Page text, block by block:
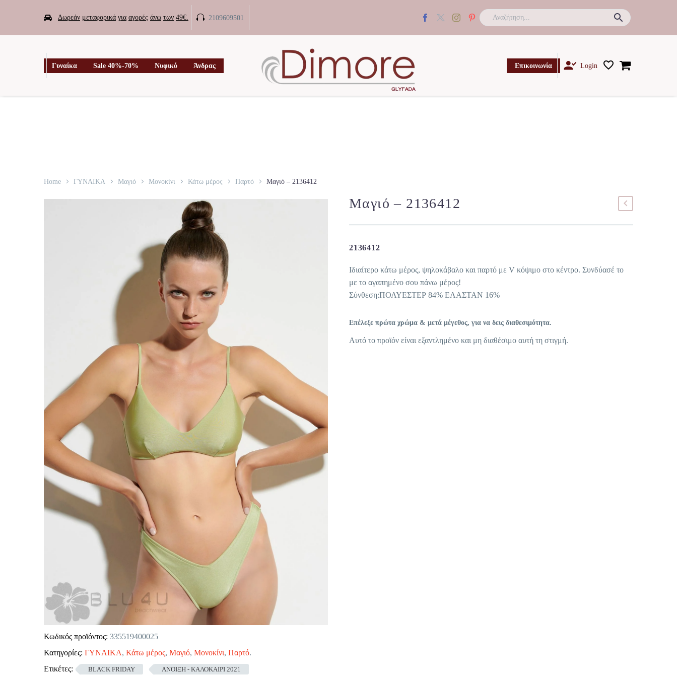
 Δωρεάν μεταφορικά για αγορές άνω των 49€. 
 2109609501
Γυναίκα Sale 40%-70% Νυφικό Άνδρας Επικοινωνία  Login
Home ΓΥΝΑΙΚΑ Μαγιό Μονοκίνι Κάτω μέρος Παρτό Μαγιό – 2136412
Κωδικός προϊόντος: 335519400025
Κατηγορίες: ΓΥΝΑΙΚΑ, Κάτω μέρος, Μαγιό, Μονοκίνι, Παρτό.
Ετικέτες:
BLACK FRIDAY ΑΝΟΙΞΗ - ΚΑΛΟΚΑΙΡΙ 2021
Μαγιό – 2136412
2136412
Ιδιαίτερο κάτω μέρος, ψηλοκάβαλο και παρτό με V κόψιμο στο κέντρο. Συνδύασέ το
με το αγαπημένο σου πάνω μέρος!
Σύνθεση:ΠΟΛΥΕΣΤΕΡ 84% ΕΛΑΣΤΑΝ 16%
Επέλεξε πρώτα χρώμα & μετά μέγεθος, για να δεις διαθεσιμότητα.
Αυτό το προϊόν είναι εξαντλημένο και μη διαθέσιμο αυτή τη στιγμή.